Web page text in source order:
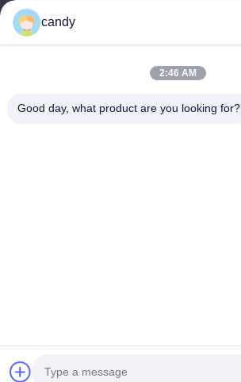
09:00-18:00
ที่อยู่ของเรา
เมียว, เขตฉานเฉิง, ฝอซาน, กวางตุ้ง, จีน
นโยบายความเป็นส่วนตัว
candy
2:46 AM
Good day, what product are you looking for?